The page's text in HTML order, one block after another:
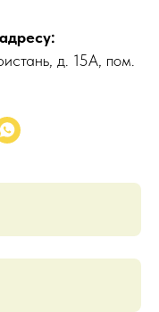
д. 15А, пом.